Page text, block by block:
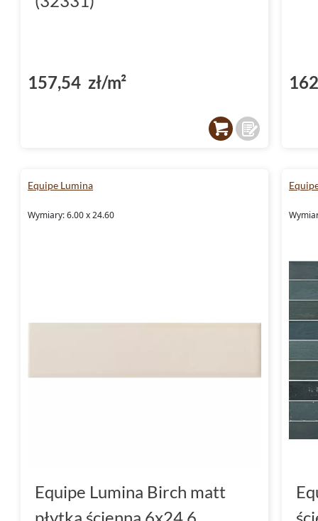
157,54 zł/m²
Equipe Lumina
Wymiary: 6.00 x 24.60
Equipe Lumina Birch matt
płytka ścienna 6x24.6